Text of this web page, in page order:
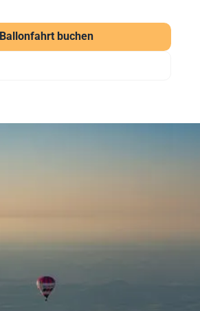
Ballonfahrt buchen
für unsere Ballonfahrten an,
auf der Webseite um.